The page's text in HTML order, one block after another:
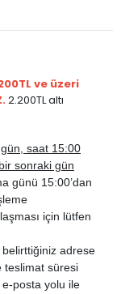
ve üzeri
2.200TL altı
gün, saat 15:00
sonraki gün
günü 15:00’dan
için lütfen
belirttiğiniz adrese
teslimat süresi
posta yolu ile